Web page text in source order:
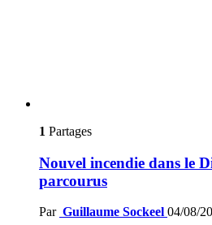
1 Partages
Nouvel incendie dans le
parcourus
Par Guillaume Sockeel 04/08/